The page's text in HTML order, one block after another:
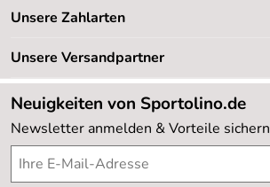
Newsletter
Retourenabwicklung
Lieferbedingungen
Kundenlogin
Unsere Bestseller
Neu
Sale %
Kundenbewertungen (20.177)
4,8/5*****
Unsere Zahlarten
Unsere Versandpartner
Neuigkeiten von Sportolino.de
Newsletter anmelden & Vorteile sichern